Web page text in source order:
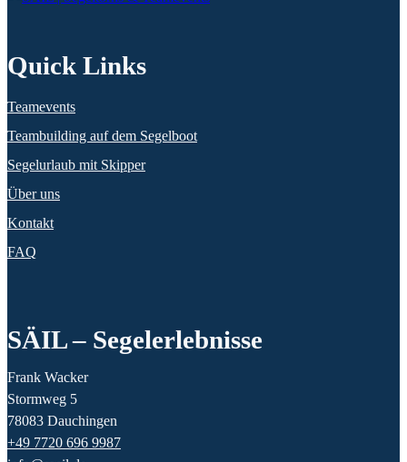
Quick Links
Teamevents
Teambuilding auf dem Segelboot
Segelurlaub mit Skipper
Über uns
Kontakt
FAQ
SÄIL – Segelerlebnisse
Frank Wacker
Stormweg 5
78083 Dauchingen
+49 7720 696 9987